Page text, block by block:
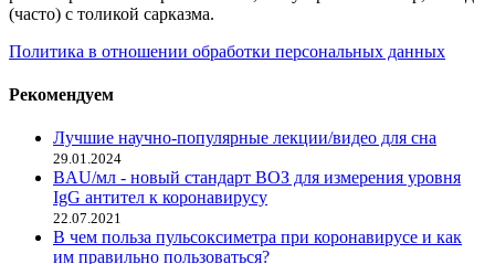
(часто) с толикой сарказма.
Политика в отношении обработки персональных данных
Рекомендуем
Лучшие научно-популярные лекции/видео для сна
29.01.2024
BAU/мл - новый стандарт ВОЗ для измерения уровня
IgG антител к коронавирусу
22.07.2021
В чем польза пульсоксиметра при коронавирусе и как
им правильно пользоваться?